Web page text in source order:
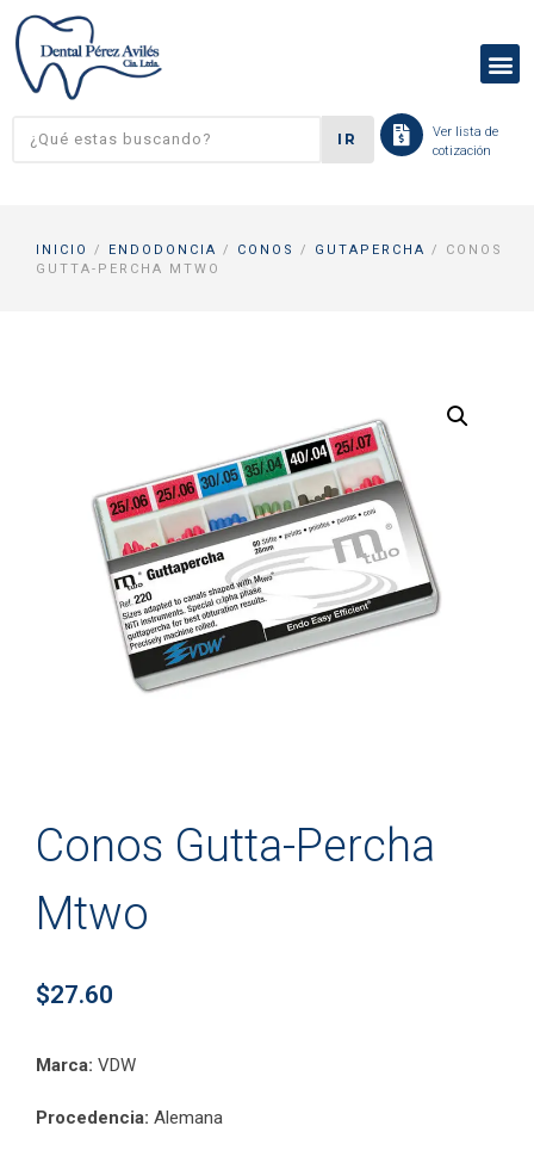
IR
Ver lista de
cotización
INICIO / ENDODONCIA / CONOS / GUTAPERCHA / CONOS
GUTTA-PERCHA MTWO
Conos Gutta-Percha
Mtwo
$27.60
Marca: VDW
Procedencia: Alemana